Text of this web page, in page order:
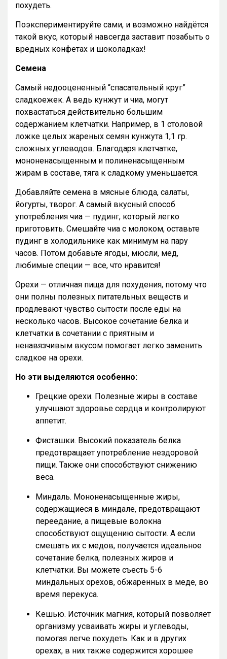
похудеть.
Поэкспериментируйте сами, и возможно найдётся
такой вкус, который навсегда заставит позабыть о
вредных конфетах и шоколадках!
Семена
Самый недооцененный “спасательный круг”
сладкоежек. А ведь кунжут и чиа, могут
похвастаться действительно большим
содержанием клетчатки. Например, в 1 столовой
ложке целых жареных семян кунжута 1,1 гр.
сложных углеводов. Благодаря клетчатке,
мононенасыщенным и полиненасыщенным
жирам в составе, тяга к сладкому уменьшается.
Добавляйте семена в мясные блюда, салаты,
йогурты, творог. А самый вкусный способ
употребления чиа — пудинг, который легко
приготовить. Смешайте чиа с молоком, оставьте
пудинг в холодильнике как минимум на пару
часов. Потом добавьте ягоды, мюсли, мед,
любимые специи — все, что нравится!
Орехи — отличная пища для похудения, потому что
они полны полезных питательных веществ и
продлевают чувство сытости после еды на
несколько часов. Высокое сочетание белка и
клетчатки в сочетании с приятным и
ненавязчивым вкусом помогает легко заменить
сладкое на орехи.
Но эти выделяются особенно:
Грецкие орехи. Полезные жиры в составе
улучшают здоровье сердца и контролируют
аппетит.
Фисташки. Высокий показатель белка
предотвращает употребление нездоровой
пищи. Также они способствуют снижению
веса.
Миндаль. Мононенасыщенные жиры,
содержащиеся в миндале, предотвращают
переедание, а пищевые волокна
способствуют ощущению сытости. А если
смешать их с медов, получается идеальное
сочетание белка, полезных жиров и
клетчатки. Вы можете съесть 5-6
миндальных орехов, обжаренных в меде, во
время перекуса.
Кешью. Источник магния, который позволяет
организму усваивать жиры и углеводы,
помогая легче похудеть. Как и в других
орехах, в них также содержится хорошее